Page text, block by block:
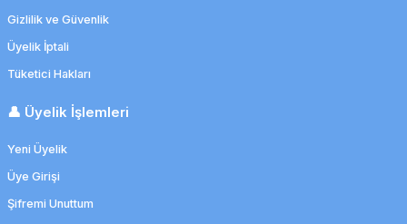
Gizlilik ve Güvenlik
Üyelik İptali
Tüketici Hakları
👤 Üyelik İşlemleri
Yeni Üyelik
Üye Girişi
Şifremi Unuttum